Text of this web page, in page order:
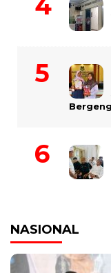
NASIONAL